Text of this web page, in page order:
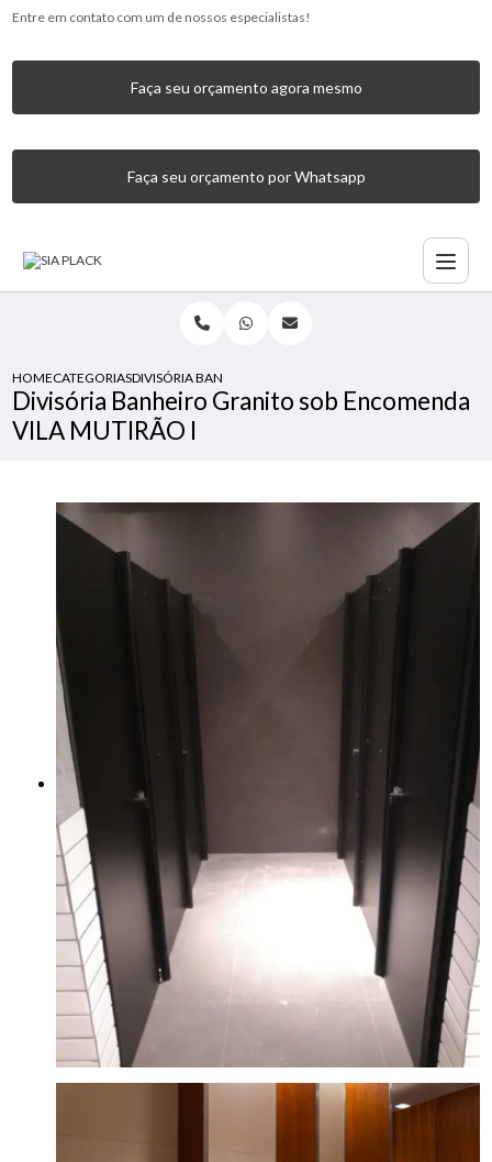
Entre em contato com um de nossos especialistas!
Faça seu orçamento agora mesmo
Faça seu orçamento por Whatsapp
HOMECATEGORIASDIVISÓRIA BANHEIRO GRANITO SOB ENCOMENDA VILA
Divisória Banheiro Granito sob Encomenda
VILA MUTIRÃO I